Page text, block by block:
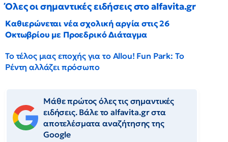
Όλες οι σημαντικές ειδήσεις στο alfavita.gr
Καθιερώνεται νέα σχολική αργία στις 26
Οκτωβρίου με Προεδρικό Διάταγμα
Το τέλος μιας εποχής για το Allou! Fun Park: Το
Ρέντη αλλάζει πρόσωπο
Μάθε πρώτος όλες τις σημαντικές
ειδήσεις. Βάλε το alfavita.gr στα
αποτελέσματα αναζήτησης της
Google